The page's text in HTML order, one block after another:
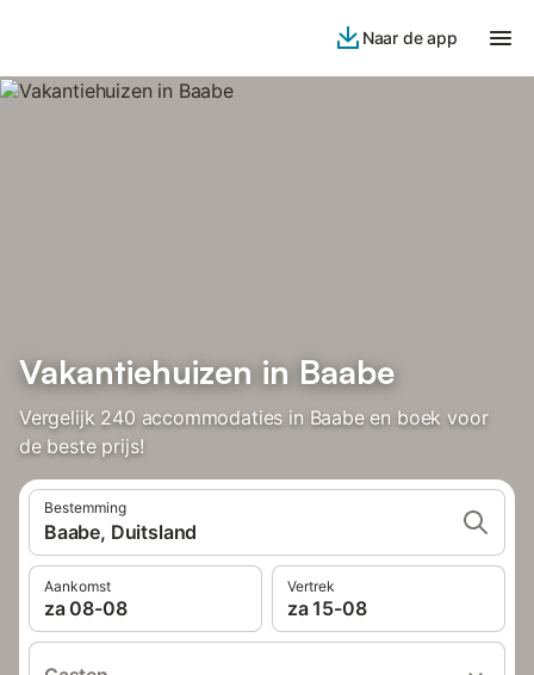
Naar de app
Vakantiehuizen in Baabe
Vergelijk 240 accommodaties in Baabe en boek voor
de beste prijs!
Bestemming
Baabe, Duitsland
Aankomst
za 08-08
Vertrek
za 15-08